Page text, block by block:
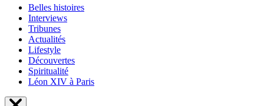
Belles histoires
Interviews
Tribunes
Actualités
Lifestyle
Découvertes
Spiritualité
Léon XIV à Paris